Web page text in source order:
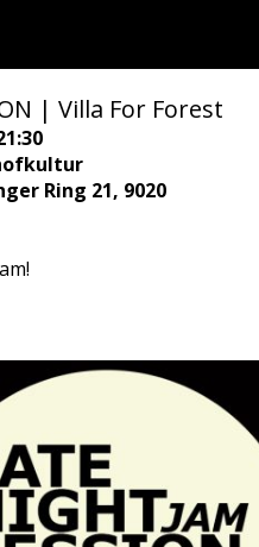
| Villa For Forest
Ring 21, 9020